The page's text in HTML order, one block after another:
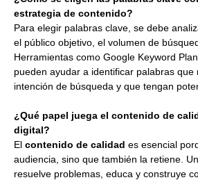
estrategia de contenido?
Para elegir palabras clave, se debe
el público objetivo, el volumen de
Herramientas como Google Keyword
pueden ayudar a identificar palabras que
intención de búsqueda y que tengan
¿Qué papel juega el contenido de
digital?
El contenido de calidad es esencial
audiencia, sino que también la retiene.
resuelve problemas, educa y construye